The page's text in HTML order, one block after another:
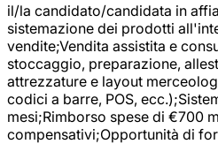
il/la candidato/candidata in
sistemazione dei prodotti
vendite;Vendita assistita e
stoccaggio, preparazione,
attrezzature e layout
codici a barre, POS,
mesi;Rimborso spese di €700
compensativi;Opportunità di